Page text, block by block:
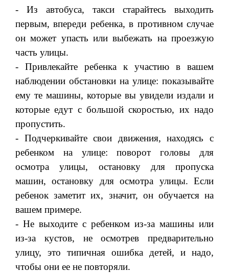
- Из автобуса, такси старайтесь выходить
первым, впереди ребенка, в противном случае
он может упасть или выбежать на проезжую
часть улицы.
- Привлекайте ребенка к участию в вашем
наблюдении обста­новки на улице: показывайте
ему те машины, которые вы увидели издали и
которые едут с большой скоростью, их надо
пропустить.
- Подчеркивайте свои движения, находясь с
ребенком на ули­це: поворот головы для
осмотра улицы, остановку для пропуска
машин, остановку для осмотра улицы. Если
ребенок заметит их, значит, он обучается на
вашем примере.
- Не выходите с ребенком из-за машины или
из-за кустов, не осмотрев предварительно
улицу, это типичная ошибка детей, и на­до,
чтобы они ее не повторяли.